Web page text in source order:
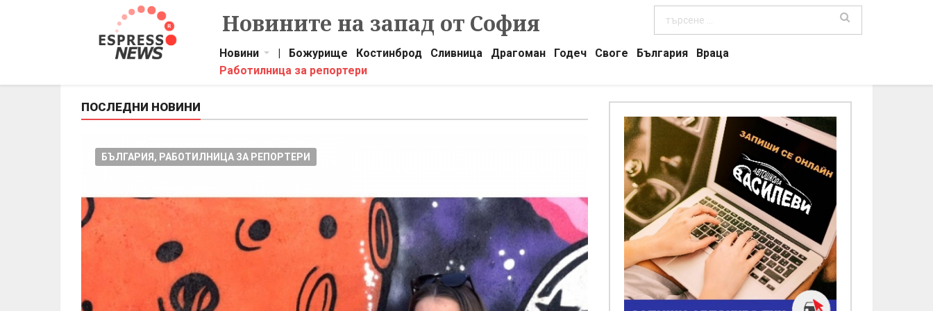
Новините на запад от София
Новини | Божурище Костинброд Сливница Драгоман Годеч Своге България
Враца
Работилница за репортери
ПОСЛЕДНИ НОВИНИ
БЪЛГАРИЯ, РАБОТИЛНИЦА ЗА РЕПОРТЕРИ